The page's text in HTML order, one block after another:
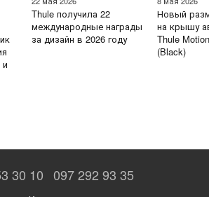
Thule получила 22
международные награды
за дизайн в 2026 году
Новый
на крышу
Thule
(Black)
30 10 097 292 93 35